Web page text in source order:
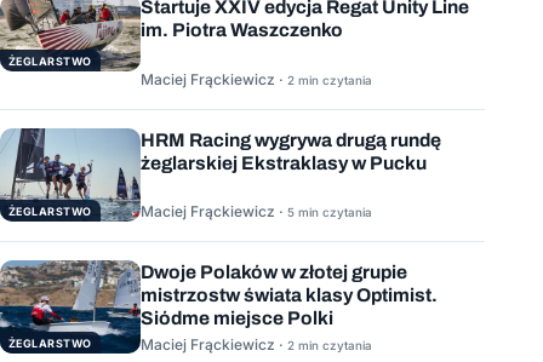
ŻEGLARSTWO
Startuje XXIV edycja Regat Unity Line
im. Piotra Waszczenko
Maciej Frąckiewicz · 2 min czytania
ŻEGLARSTWO
HRM Racing wygrywa drugą rundę
żeglarskiej Ekstraklasy w Pucku
Maciej Frąckiewicz · 5 min czytania
ŻEGLARSTWO
Dwoje Polaków w złotej grupie
mistrzostw świata klasy Optimist.
Siódme miejsce Polki
Maciej Frąckiewicz · 2 min czytania